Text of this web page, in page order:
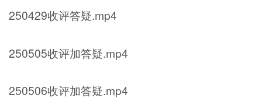
250429收评答疑.mp4
250505收评加答疑.mp4
250506收评加答疑.mp4